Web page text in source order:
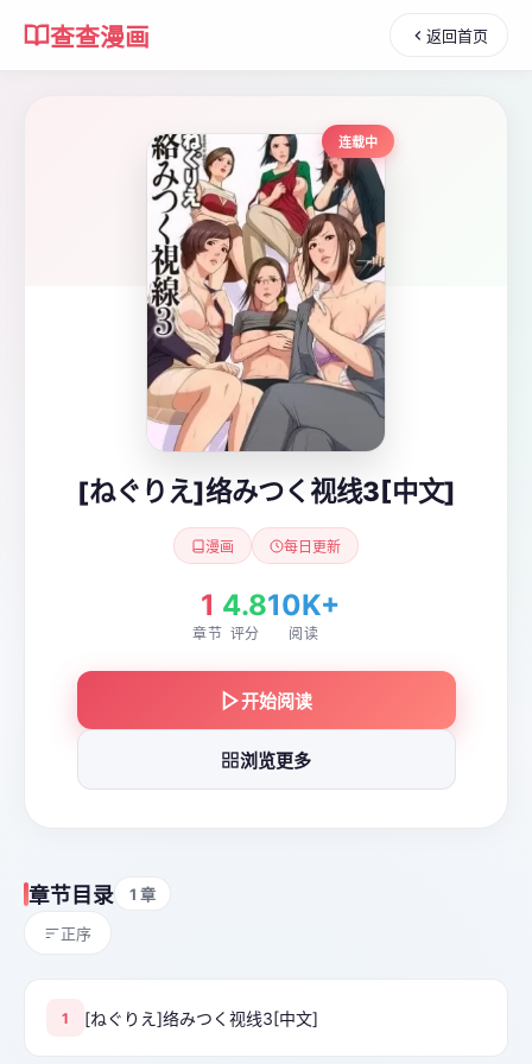
查查漫画 返回首页
连载中
[ねぐりえ]络みつく视线3[中文]
漫画 每日更新
1
章节
4.8
评分
10K+
阅读
开始阅读
浏览更多
章节目录 1 章
正序
1 [ねぐりえ]络みつく视线3[中文]